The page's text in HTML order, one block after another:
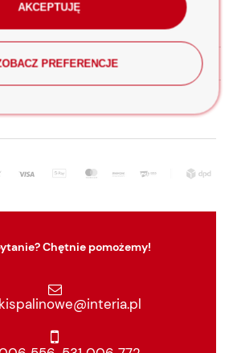
11,90 zł
Chętnie pomożemy!
AKCEPTUJĘ
PREFERENCJE